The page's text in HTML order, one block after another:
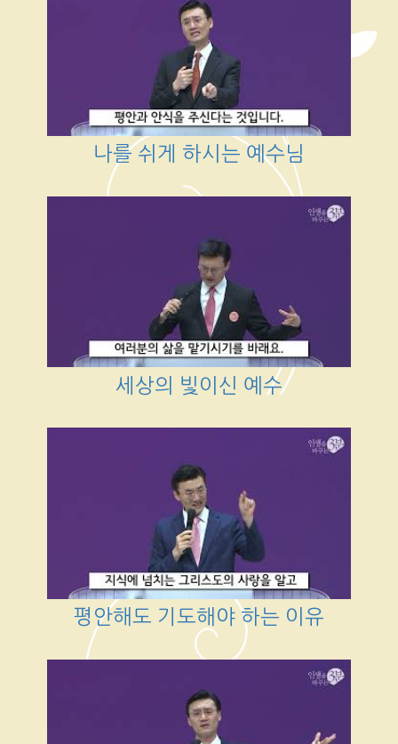
나를 쉬게 하시는 예수님
세상의 빛이신 예수
평안해도 기도해야 하는 이유